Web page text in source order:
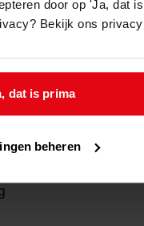
door op 'Ja, dat
Bekijk ons
dat is prima
beheren